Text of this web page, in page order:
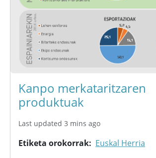
Kanpo merkataritzaren
produktuak
Last updated 3 mins ago
Etiketa orokorrak Euskal Herria